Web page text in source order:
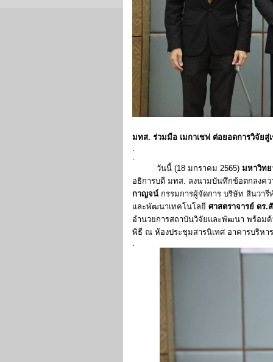
มทส. ร่วมมือ เมกาเชฟ ต่อยอดการวิจัยสู่
.
.
วันนี้ (18 มกราคม 2565) มหาวิท
อธิการบดี มทส. ลงนามบันทึกข้อตกลงค
กาญจน์ กรรมการผู้จัดการ บริษัท สินวา
และพัฒนาเทคโนโลยี ศาสตราจารย์ ดร
อำนวยการสถาบันวิจัยและพัฒนา พร้อ
พิธี ณ ห้องประชุมสารนิเทศ อาคารบริหา
.